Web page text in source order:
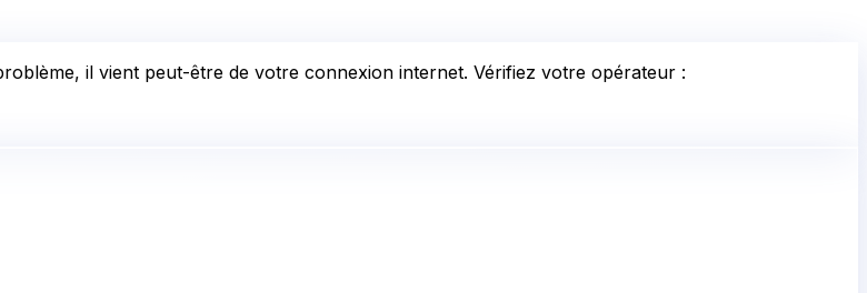
il vient peut-être de votre connexion internet. Vérifiez votre opérateur :